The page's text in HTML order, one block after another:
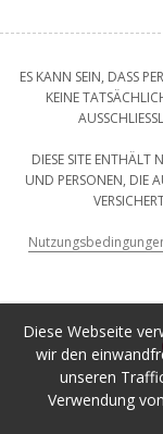
Diese Webseite
wir den
unseren
Verwendung
ES KANN SEIN, DASS
KEINE
DIESE SITE ENTHÄLT
UND PERSONEN, DIE